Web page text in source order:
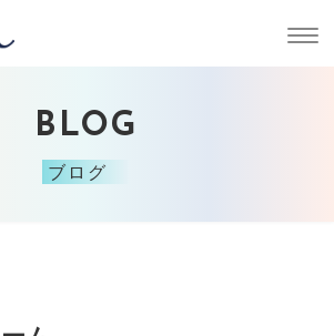
BLOG
ブログ